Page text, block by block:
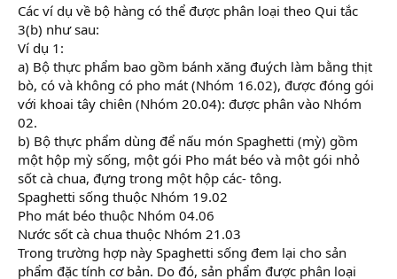
Các ví dụ về bộ hàng có thể được phân loại theo Qui tắc
3(b) như sau:
Ví dụ 1:
a) Bộ thực phẩm bao gồm bánh xăng đuých làm bằng thịt
bò, có và không có pho mát (Nhóm 16.02), được đóng gói
với khoai tây chiên (Nhóm 20.04): được phân vào Nhóm
02.
b) Bộ thực phẩm dùng để nấu món Spaghetti (mỳ) gồm
một hộp mỳ sống, một gói Pho mát béo và một gói nhỏ
sốt cà chua, đựng trong một hộp các- tông.
Spaghetti sống thuộc Nhóm 19.02
Pho mát béo thuộc Nhóm 04.06
Nước sốt cà chua thuộc Nhóm 21.03
Trong trường hợp này Spaghetti sống đem lại cho sản
phẩm đặc tính cơ bản. Do đó, sản phẩm được phân loại